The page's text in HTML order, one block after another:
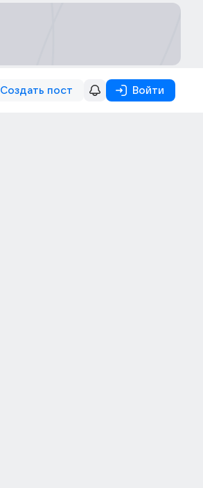
Создать пост Войти